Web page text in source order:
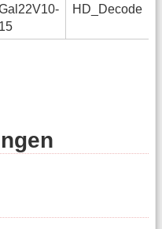
15
HD_Decode